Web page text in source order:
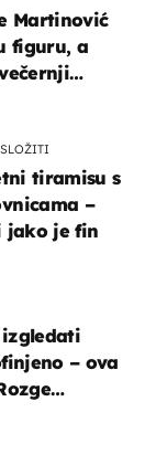
Martinović
figuru, a
tiramisu s
–
jako je fin
– ova